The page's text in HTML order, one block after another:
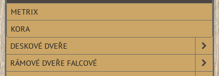
METRIX
KORA
DESKOVÉ DVEŘE
RÁMOVÉ DVEŘE FALCOVÉ